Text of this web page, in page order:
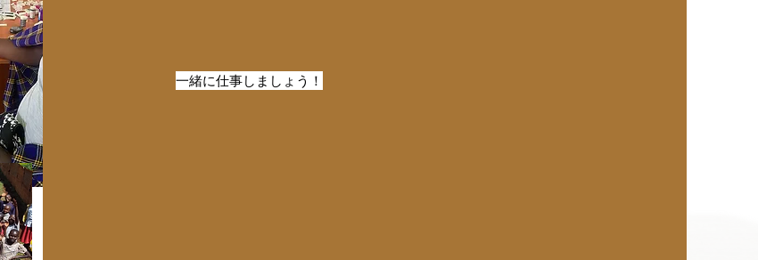
一緒に仕事しましょう！